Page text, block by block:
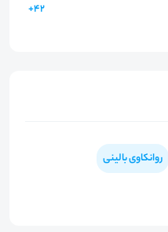
42+
روانکاوی بالینی